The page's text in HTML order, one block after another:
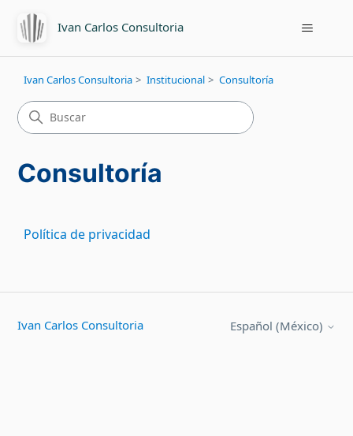
Ivan Carlos Consultoria
Ivan Carlos Consultoria Institucional Consultoría
Consultoría
Política de privacidad
Ivan Carlos Consultoria Español (México)